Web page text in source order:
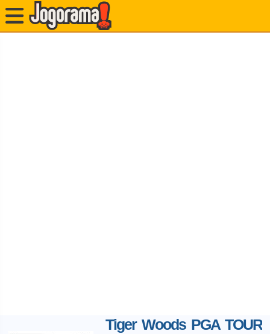
Tiger Woods PGA TOUR